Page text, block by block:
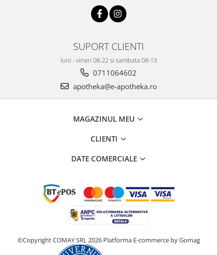
SUPORT CLIENTI
luni - vineri 08-22 si sambata 08-13
0711064602
apotheka@e-apotheka.ro
MAGAZINUL MEU
CLIENTI
DATE COMERCIALE
©Copyright COMAY SRL 2026 Platforma E-commerce by Gomag